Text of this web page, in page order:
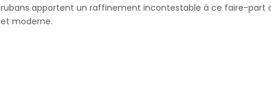
rubans apportent un raffinement incontestable à ce faire-part
et moderne.